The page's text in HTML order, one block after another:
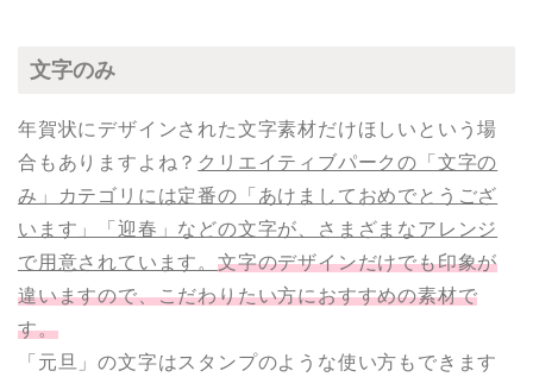
文字のみ
年賀状にデザインされた文字素材だけほしいという場
合もありますよね？ クリエイティブパークの「文字の
み」カテゴリには定番の「あけましておめでとうござ
います」「迎春」などの文字が、さまざまなアレンジ
で用意されています。 文字のデザインだけでも印象が
違いますので、こだわりたい方におすすめの素材で
す。
「元旦」の文字はスタンプのような使い方もできます